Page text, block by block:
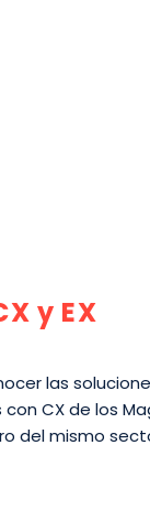
y EX
las
CX de los
del mismo